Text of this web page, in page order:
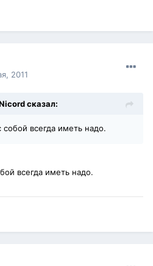
2011
сказал:
всегда иметь надо.
всегда иметь надо.